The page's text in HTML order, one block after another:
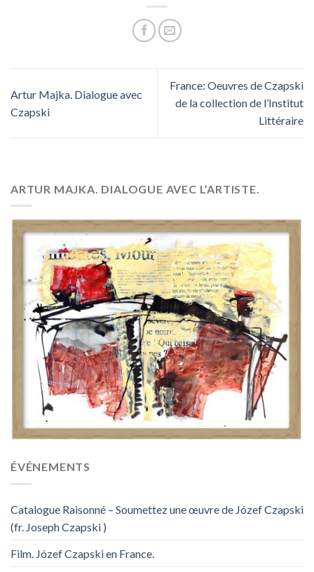
Artur Majka. Dialogue avec
Czapski
France: Oeuvres de Czapski
de la collection de l’Institut
Littéraire
ARTUR MAJKA. DIALOGUE AVEC L’ARTISTE.
ÉVÉNEMENTS
Catalogue Raisonné – Soumettez une œuvre de Józef Czapski
(fr. Joseph Czapski )
Film. Józef Czapski en France.